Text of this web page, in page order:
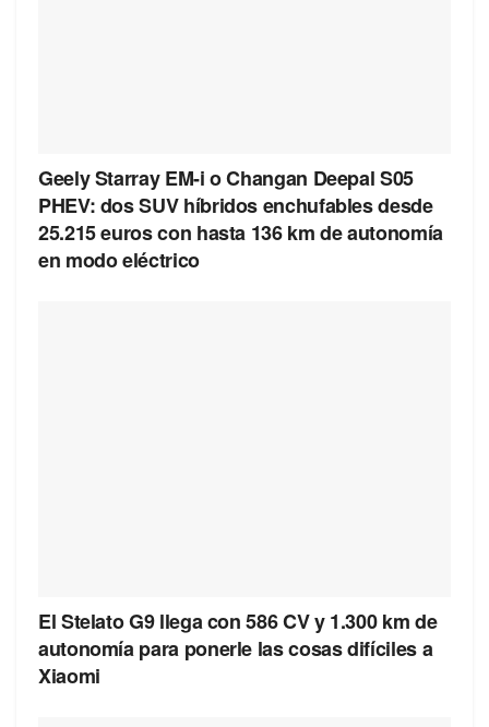
Geely Starray EM-i o Changan Deepal S05
PHEV: dos SUV híbridos enchufables desde
25.215 euros con hasta 136 km de autonomía
en modo eléctrico
El Stelato G9 llega con 586 CV y 1.300 km de
autonomía para ponerle las cosas difíciles a
Xiaomi